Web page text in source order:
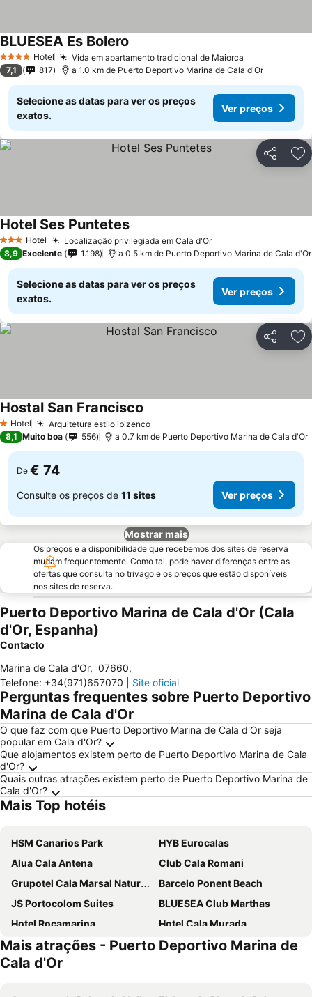
4 EstrelasHotel Vida em apartamento tradicional de Maiorca
BLUESEA Es Bolero
7,1 817 a 1.0 km de Puerto Deportivo Marina de Cala d'Or
Selecione as datas para ver os preços
exatos.
Ver preços
Partilhar
3 EstrelasHotel Localização privilegiada em Cala d'Or
Hotel Ses Puntetes
8,9 Excelente 1.198 a 0.5 km de Puerto Deportivo Marina de Cala d'Or
Selecione as datas para ver os preços
exatos.
Ver preços
Partilhar
1 Estrelas
Hotel Arquitetura estilo ibizenco
Hostal San Francisco
8,1 Muito boa 556 a 0.7 km de Puerto Deportivo Marina de Cala d'Or
De € 74
Consulte os preços de 11 sites Ver preços
Mostrar mais
Os preços e a disponibilidade que recebemos dos sites de reserva
mudam frequentemente. Como tal, pode haver diferenças entre as
ofertas que consulta no trivago e os preços que estão disponíveis
nos sites de reserva.
Puerto Deportivo Marina de Cala d'Or (Cala
d'Or, Espanha)
Contacto
Marina de Cala d'Or, 07660,
Telefone: +34(971)657070 Site oficial
Perguntas frequentes sobre Puerto Deportivo
Marina de Cala d'Or
O que faz com que Puerto Deportivo Marina de Cala d'Or seja
popular em Cala d'Or?
Que alojamentos existem perto de Puerto Deportivo Marina de Cala
d'Or?
Quais outras atrações existem perto de Puerto Deportivo Marina de
Cala d'Or?
Mais Top hotéis
HSM Canarios Park
HYB Eurocalas
Alua Cala Antena
Club Cala Romani
Grupotel Cala Marsal Nature Hotel
Barcelo Ponent Beach
JS Portocolom Suites
BLUESEA Club Marthas
Hotel Rocamarina
Hotel Cala Murada
AluaSoul Mallorca Resort
Iberostar Waves Club Cala Barca
Globales America
Mais atrações - Puerto Deportivo Marina de
Cala d'Or